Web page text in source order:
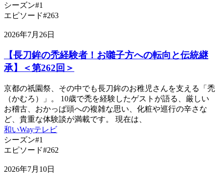
シーズン#1
エピソード#263
2026年7月26日
【長刀鉾の禿経験者！お囃子方への転向と伝統継
承】＜第262回＞
京都の祇園祭、その中でも長刀鉾のお稚児さんを支える「禿
（かむろ）」。 10歳で禿を経験したゲストが語る、厳しい
お稽古、おかっぱ頭への複雑な思い、化粧や巡行の辛さな
ど、貴重な体験談が満載です。 現在は、
和いWayテレビ
シーズン#1
エピソード#262
2026年7月10日